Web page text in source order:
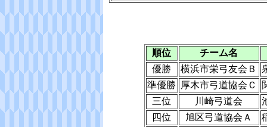
順位
チーム名
優勝
横浜市栄弓友会Ｂ
準優勝
厚木市弓道協会Ｃ
三位
川崎弓道会
四位
旭区弓道協会Ａ